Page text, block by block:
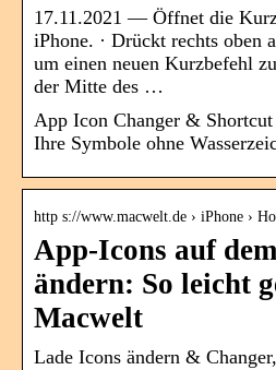
17.11.2021 — Öffnet die
iPhone. · Drückt rechts oben
um einen neuen Kurzbefehl
der Mitte des …
App Icon Changer & Shortcut
Ihre Symbole ohne
http s://www.macwelt.de › iPhone ›
App-Icons auf
ändern: So leicht
Macwelt
Lade Icons ändern &